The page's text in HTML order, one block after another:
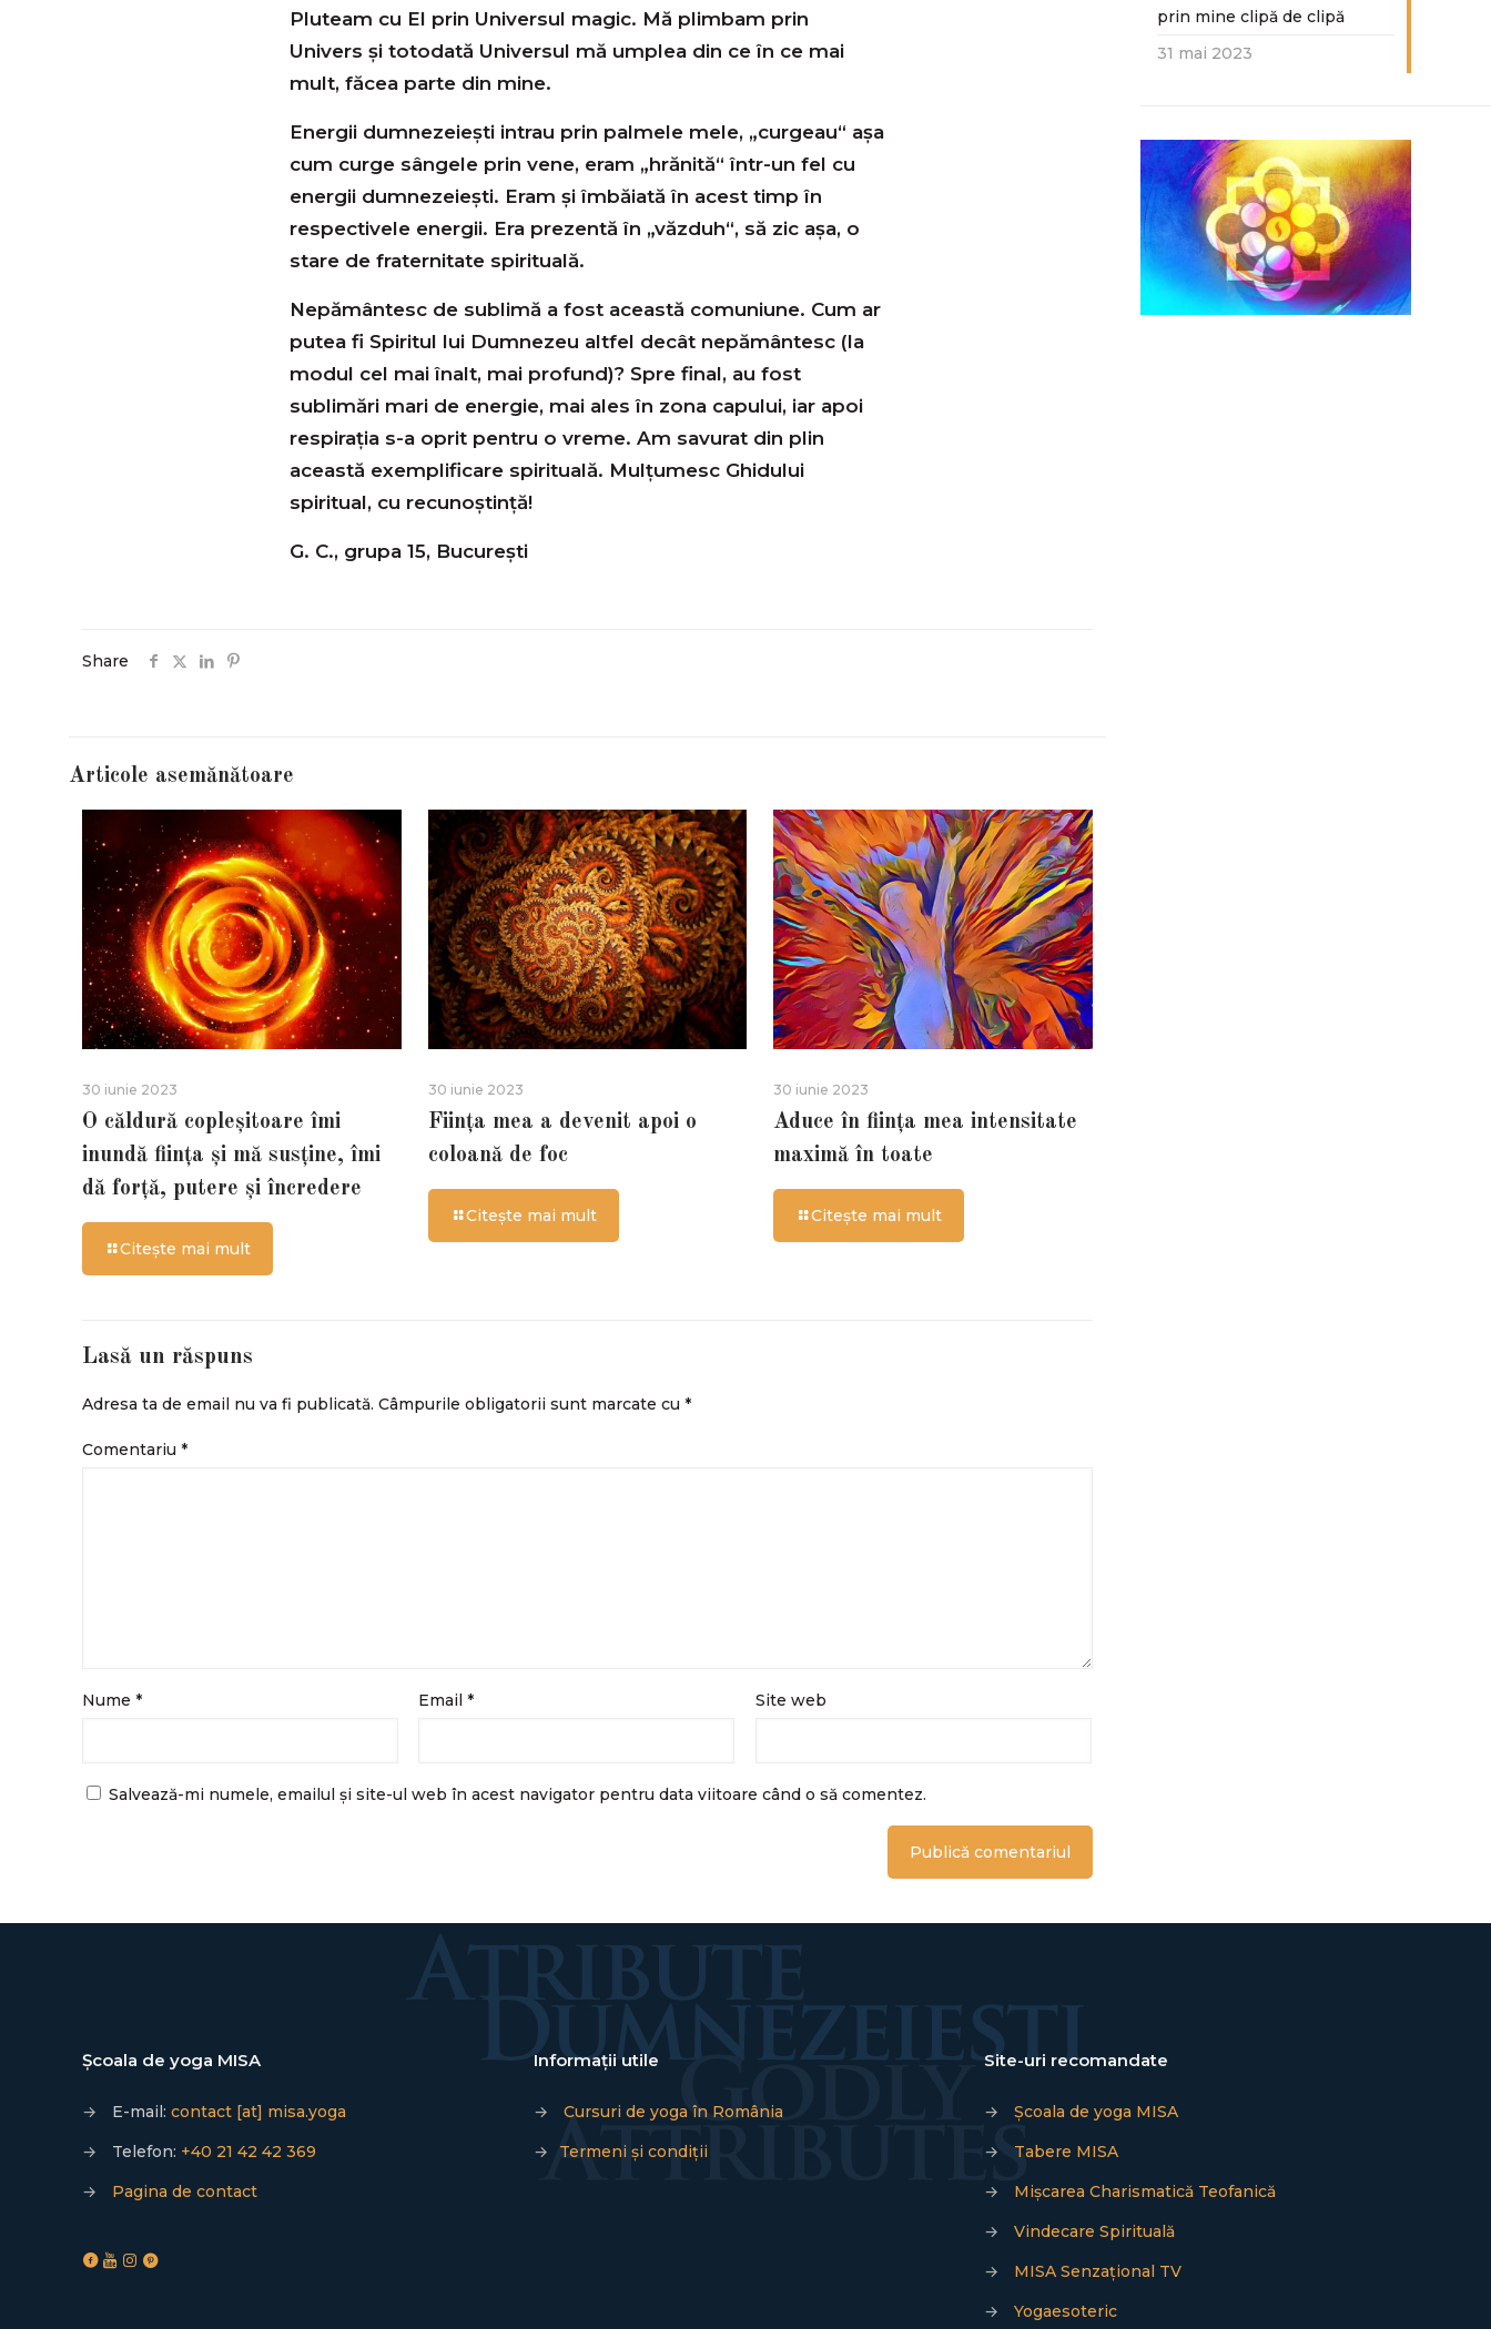
Pluteam cu El prin Universul magic. Mă plimbam prin
Univers și totodată Universul mă umplea din ce în ce mai
mult, făcea parte din mine.
Energii dumnezeiești intrau prin palmele mele, „curgeau“ așa
cum curge sângele prin vene, eram „hrănită“ într-un fel cu
energii dumnezeiești. Eram și îmbăiată în acest timp în
respectivele energii. Era prezentă în „văzduh“, să zic așa, o
stare de fraternitate spirituală.
Nepământesc de sublimă a fost această comuniune. Cum ar
putea fi Spiritul lui Dumnezeu altfel decât nepământesc (la
modul cel mai înalt, mai profund)? Spre final, au fost
sublimări mari de energie, mai ales în zona capului, iar apoi
respirația s-a oprit pentru o vreme. Am savurat din plin
această exemplificare spirituală. Mulțumesc Ghidului
spiritual, cu recunoștință!
G. C., grupa 15, București
Share
Articole asemănătoare
30 iunie 2023
O căldură copleșitoare îmi
inundă ființa și mă susține, îmi
dă forță, putere și încredere
Citește mai mult
30 iunie 2023
Ființa mea a devenit apoi o
coloană de foc
Citește mai mult
30 iunie 2023
Aduce în ființa mea intensitate
maximă în toate
Citește mai mult
Lasă un răspuns
Adresa ta de email nu va fi publicată. Câmpurile obligatorii sunt marcate cu *
Comentariu *
Nume * Email* Site web
Salvează-mi numele, emailul și site-ul web în acest navigator pentru data viitoare când o să comentez.
prin mine clipă de clipă
31 mai 2023
Școala de yoga MISA
→ E-mail: contact [at] misa.yoga
→
Telefon: +40 21 42 42 369
→
Pagina de contact
Informații utile
→
Cursuri de yoga în România
→
Termeni și condiții
Site-uri recomandate
→
Școala de yoga MISA
→
Tabere MISA
→
Mișcarea Charismatică Teofanică
→
Vindecare Spirituală
→
MISA Senzațional TV
→
Yogaesoteric